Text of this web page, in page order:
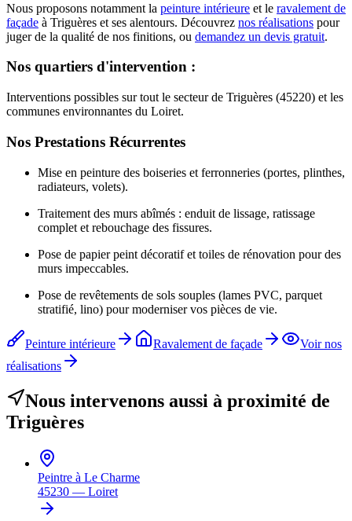
Nous proposons notamment la peinture intérieure et le ravalement de
façade à Triguères et ses alentours. Découvrez nos réalisations pour
juger de la qualité de nos finitions, ou demandez un devis gratuit.
Nos quartiers d'intervention :
Interventions possibles sur tout le secteur de Triguères (45220) et les
communes environnantes du Loiret.
Nos Prestations Récurrentes
Mise en peinture des boiseries et ferronneries (portes, plinthes,
radiateurs, volets).
Traitement des murs abîmés : enduit de lissage, ratissage
complet et rebouchage des fissures.
Pose de papier peint décoratif et toiles de rénovation pour des
murs impeccables.
Pose de revêtements de sols souples (lames PVC, parquet
stratifié, lino) pour moderniser vos pièces de vie.
Peinture intérieure Ravalement de façade
Voir nos
réalisations
Nous intervenons aussi à proximité de
Triguères
Peintre à Le Charme
45230 — Loiret